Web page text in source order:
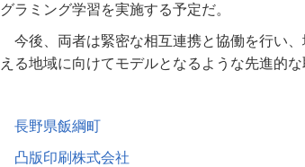
グラミング学習を実施する予定だ。
今後、両者は緊密な相互連携と協働を行い
える地域に向けてモデルとなるような先進的な
長野県飯綱町
凸版印刷株式会社